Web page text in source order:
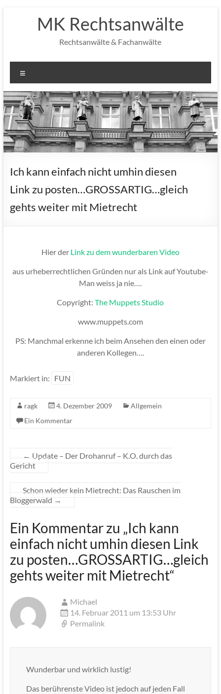
MK Rechtsanwälte
Rechtsanwälte & Fachanwälte
Ich kann einfach nicht umhin diesen
Link zu posten…GROSSARTIG…gleich
gehts weiter mit Mietrecht
Hier der Link zu dem wunderbaren Video
aus urheberrechtlichen Gründen nur als Link auf Youtube-
Man weiss ja nie….
Copyright:The Muppets Studio
www.muppets.com
PS: Manchmal erkenne ich beim Ansehen den einen oder
anderen Kollegen….
Markiert in: FUN
ragk 4. Dezember 2009
Allgemein
Ein Kommentar
← Update – Der Drohanruf – K.O. durch das
Gericht
Schon wieder kein Mietrecht: Das Rauschen im
Bloggerwald →
Ein Kommentar zu „Ich kann
einfach nicht umhin diesen Link
zu posten…GROSSARTIG…gleich
gehts weiter mit Mietrecht“
Michael
14. Februar 2011 um 13:53 Uhr
Permalink
Wunderbar und wirklich lustig!
Das berührenste Video ist jedoch auf jeden Fall